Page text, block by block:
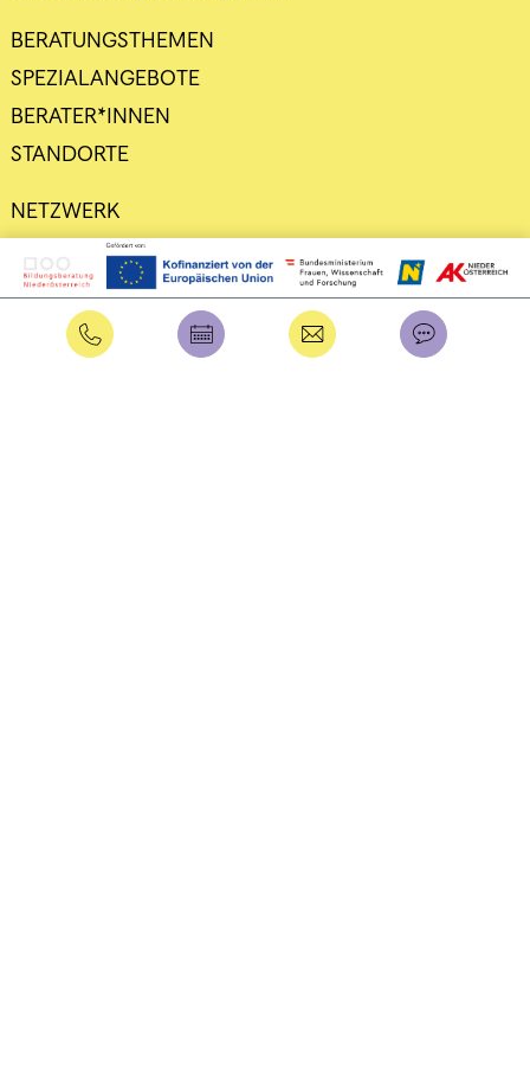
BERATUNGSTHEMEN
SPEZIALANGEBOTE
BERATER*INNEN
STANDORTE
NETZWERK
DATENSCHUTZ
IMPRESSUM